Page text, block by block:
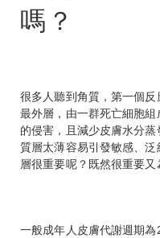
嗎？
很多人聽到角質，第一個
最外層，由一群死亡細胞
的侵害，且減少皮膚水分
質層太薄容易引發敏感、
層很重要呢？既然很重要
一般成年人皮膚代謝週期